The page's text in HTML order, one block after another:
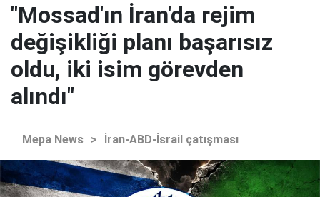
"Mossad'ın İran'da rejim
değişikliği planı başarısız
oldu, iki isim görevden
alındı"
Mepa News > İran-ABD-İsrail çatışması